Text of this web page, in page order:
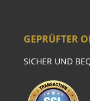
GEPRÜFTER
SICHER UND